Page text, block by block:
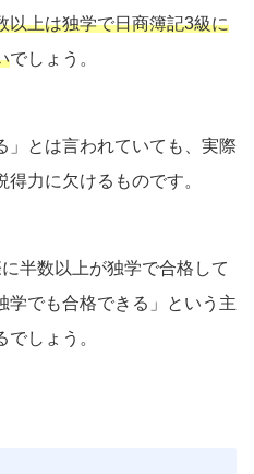
以上は独学で日商簿記3級に
でしょう。
」とは言われていても、実際
力に欠けるものです。
半数以上が独学で合格して
学でも合格できる」という主
しょう。